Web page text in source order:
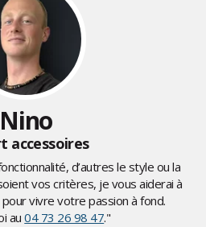
Nino
accessoires
d’autres le style ou la
vos critères, je vous aiderai à
vivre votre passion à fond.
au04 73 26 98 47."